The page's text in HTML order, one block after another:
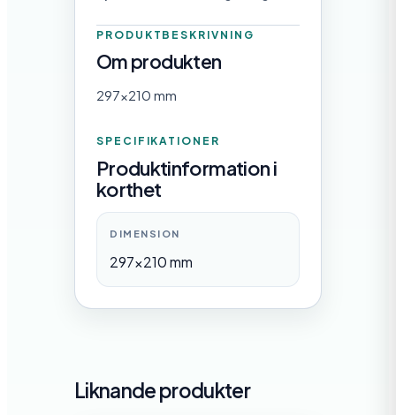
PRODUKTBESKRIVNING
Om produkten
297×210 mm
SPECIFIKATIONER
Produktinformation i
korthet
DIMENSION
297×210 mm
Liknande produkter